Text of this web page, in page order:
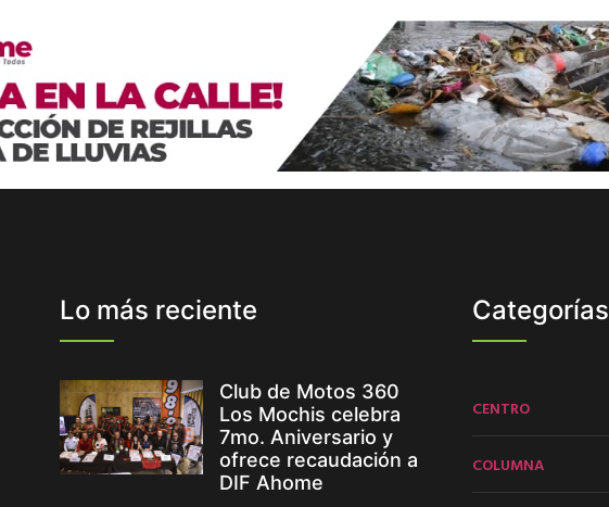
Lo más reciente
Club de Motos 360
Los Mochis celebra
7mo. Aniversario y
ofrece recaudación a
DIF Ahome
Categorías
CENTRO
COLUMNA